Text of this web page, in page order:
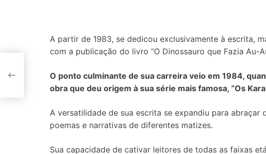
A partir de 1983, se dedicou exclusivamente à escrita,
com a publicação do livro “O Dinossauro que Fazia Au-
O ponto culminante de sua carreira veio em 1984,
obra que deu origem à sua série mais famosa, “Os
A versatilidade de sua escrita se expandiu para abraçar
poemas e narrativas de diferentes matizes.
Sua capacidade de cativar leitores de todas as faixas